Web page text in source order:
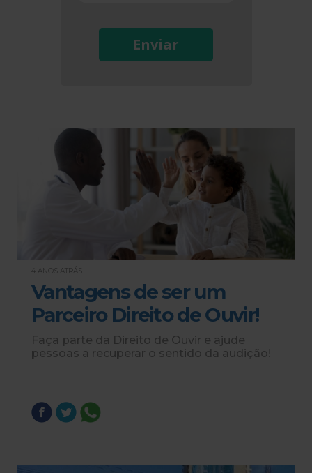
Enviar
4 ANOS ATRÁS
Vantagens de ser um
Parceiro Direito de Ouvir!
Faça parte da Direito de Ouvir e ajude
pessoas a recuperar o sentido da audição!